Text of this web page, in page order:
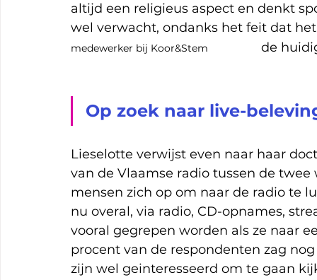
altijd een religieus aspect en denkt
wel verwacht, ondanks het feit dat
medewerker bij Koor&Stem
de
Op zoek naar live-
Lieselotte verwijst even naar haar
van de Vlaamse radio tussen de
mensen zich op om naar de radio te
nu overal, via radio, CD-opnames,
vooral gegrepen worden als ze naar
procent van de respondenten zag
zijn wel geinteresseerd om te gaan